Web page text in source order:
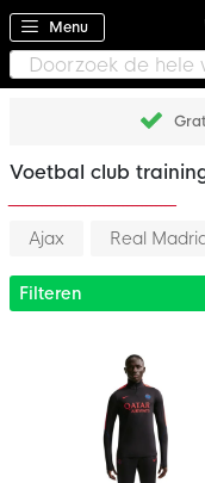
Menu
Voetbal club
Ajax Real
Filteren